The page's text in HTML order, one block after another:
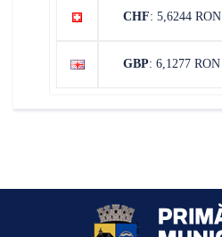
CHF: 5,6244 RON
GBP: 6,1277 RON